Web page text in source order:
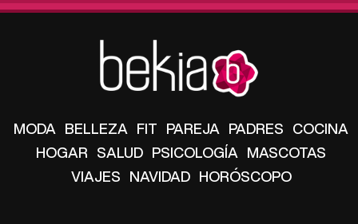
MODA BELLEZA FIT PAREJA PADRES COCINA
HOGAR SALUD PSICOLOGÍA MASCOTAS
VIAJES NAVIDAD HORÓSCOPO